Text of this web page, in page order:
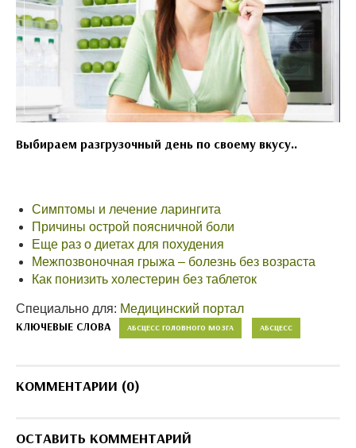
Выбираем разгрузочный день по своему вкусу..
Симптомы и лечение ларингита
Причины острой поясничной боли
Еще раз о диетах для похудения
Межпозвоночная грыжа – болезнь без возраста
Как понизить холестерин без таблеток
Специально для: Медицинский портал
КЛЮЧЕВЫЕ СЛОВА АБСЦЕСС ГОЛОВНОГО МОЗГА АБСЦЕСС
КОММЕНТАРИИ (0)
ОСТАВИТЬ КОММЕНТАРИЙ